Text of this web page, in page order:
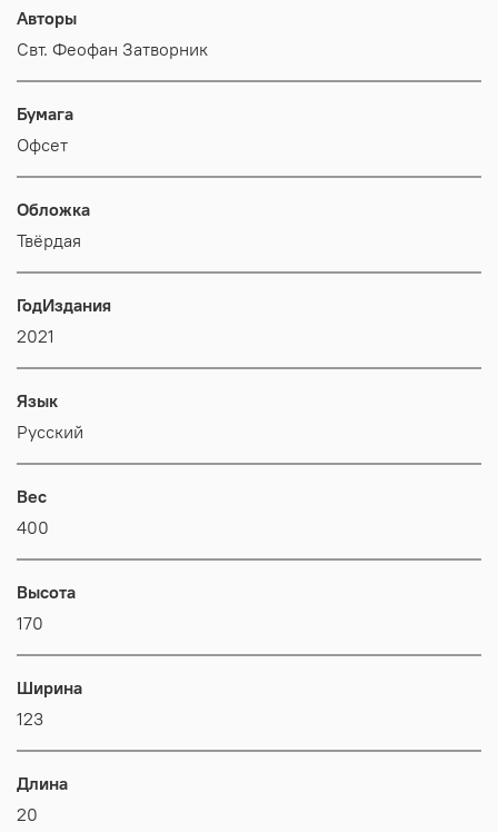
Авторы
Свт. Феофан Затворник
Бумага
Офсет
Обложка
Твёрдая
ГодИздания
2021
Язык
Русский
Вес
400
Высота
170
Ширина
123
Длина
20